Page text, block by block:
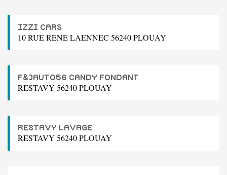
IZZI CARS
10 RUE RENE LAENNEC 56240 PLOUAY
F&JAUTO56 CANDY FONDANT
RESTAVY 56240 PLOUAY
RESTAVY LAVAGE
RESTAVY 56240 PLOUAY